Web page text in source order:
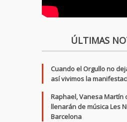
ÚLTIMAS
Cuando el Orgullo no
así vivimos la
Raphael, Vanesa Martín
llenarán de música Les
Barcelona